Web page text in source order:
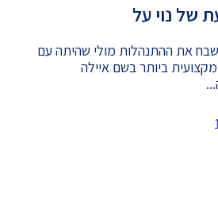
של נוי על
את ההתנהלות מולי שהיתה עם
מקצועית ביותר בשם איילה